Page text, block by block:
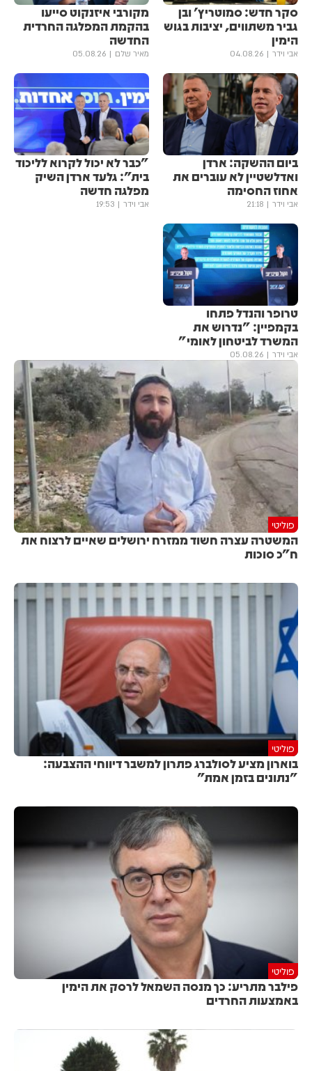
סקר חדש: סמוטריץ' ובן
גביר משתווים, יציבות בגוש
הימין
אבי וידר 04.08.26
מקורבי איזנקוט סייעו
בהקמת המפלגה החרדית
החדשה
מאיר שלם 05.08.26
ביום ההשקה: ארדן
ואדלשטיין לא עוברים את
אחוז החסימה
אבי וידר 21:18
"כבר לא יכול לקרוא לליכוד
בית": גלעד ארדן השיק
מפלגה חדשה
אבי וידר 19:53
טרופר והנדל פתחו
בקמפיין: "נדרוש את
המשרד לביטחון לאומי"
אבי וידר 05.08.26
פוליטי
המשטרה עצרה חשוד ממזרח ירושלים שאיים לרצוח את
ח"כ סוכות
פוליטי
בוארון מציע לסולברג פתרון למשבר דיווחי ההצבעה:
"נתונים בזמן אמת"
פוליטי
פילבר מתריע: כך מנסה השמאל לרסק את הימין
באמצעות החרדים